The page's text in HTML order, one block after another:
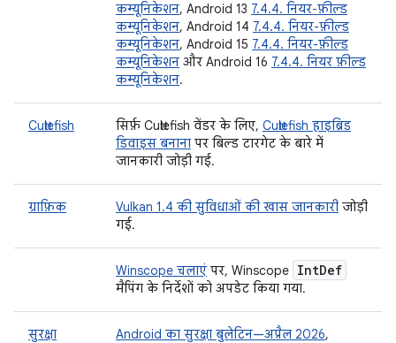
कम्यूनिकेशन, Android 13 7.4.4. नियर-फ़ील्ड
कम्यूनिकेशन, Android 14 7.4.4. नियर-फ़ील्ड
कम्यूनिकेशन, Android 15 7.4.4. नियर-फ़ील्ड
कम्यूनिकेशन और Android 16 7.4.4. नियर फ़ील्ड
कम्यूनिकेशन.
Cuttlefish सिर्फ़ Cuttlefish वेंडर के लिए, Cuttlefish हाइब्रिड
डिवाइस बनाना पर बिल्ड टारगेट के बारे में
जानकारी जोड़ी गई.
ग्राफ़िक Vulkan 1.4 की सुविधाओं की खास जानकारी जोड़ी
गई.
Winscope चलाएं पर, Winscope IntDef
मैपिंग के निर्देशों को अपडेट किया गया.
सुरक्षा Android का सुरक्षा बुलेटिन—अप्रैल 2026,